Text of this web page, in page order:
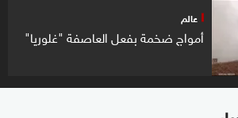
عالم
أمواج ضخمة بفعل العاصفة "غلوريا"